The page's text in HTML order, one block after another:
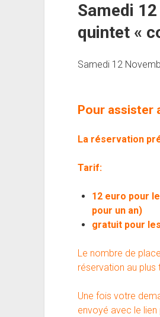
Samedi
quintet «
Samedi 12
Pour assister
La réservation
Tarif:
12 euro pour
pour un an)
gratuit pour
Le nombre de
réservation au plus
Une fois votre
envoyé avec le